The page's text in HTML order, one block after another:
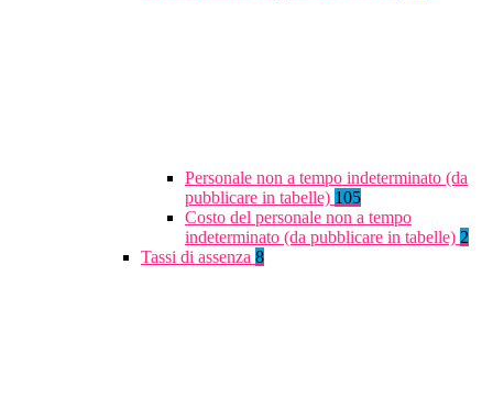
Personale non a tempo indeterminato (da
pubblicare in tabelle) 105
Costo del personale non a tempo
indeterminato (da pubblicare in tabelle) 2
Tassi di assenza 8